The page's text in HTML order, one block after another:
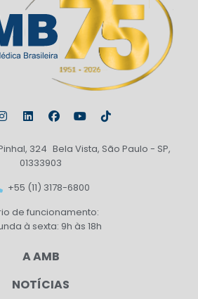
324 Bela Vista, São Paulo - SP,
01333903
+55 (11) 3178-6800
de funcionamento:
à sexta: 9h às 18h
A AMB
NOTÍCIAS